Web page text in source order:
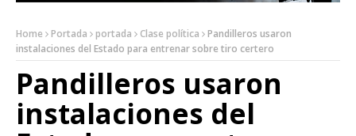
Home Portada portada Clase política
Pandilleros usaron
instalaciones del Estado para entrenar sobre tiro certero
Pandilleros usaron
instalaciones del